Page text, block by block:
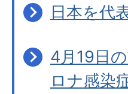
日本を代
4月19日
ロナ感染